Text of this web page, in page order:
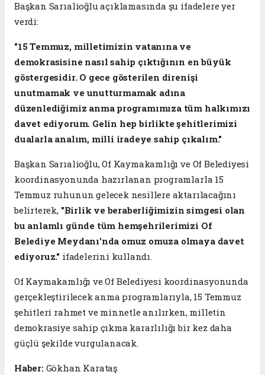
Başkan Sarıalioğlu açıklamasında şu ifadelere yer
verdi:
"15 Temmuz, milletimizin vatanına ve
demokrasisine nasıl sahip çıktığının en büyük
göstergesidir. O gece gösterilen direnişi
unutmamak ve unutturmamak adına
düzenlediğimiz anma programımıza tüm halkımızı
davet ediyorum. Gelin hep birlikte şehitlerimizi
dualarla analım, milli iradeye sahip çıkalım."
Başkan Sarıalioğlu, Of Kaymakamlığı ve Of Belediyesi
koordinasyonunda hazırlanan programlarla 15
Temmuz ruhunun gelecek nesillere aktarılacağını
belirterek, "Birlik ve beraberliğimizin simgesi olan
bu anlamlı günde tüm hemşehrilerimizi Of
Belediye Meydanı'nda omuz omuza olmaya davet
ediyoruz." ifadelerini kullandı.
Of Kaymakamlığı ve Of Belediyesi koordinasyonunda
gerçekleştirilecek anma programlarıyla, 15 Temmuz
şehitleri rahmet ve minnetle anılırken, milletin
demokrasiye sahip çıkma kararlılığı bir kez daha
güçlü şekilde vurgulanacak.
Haber: Gökhan Karataş